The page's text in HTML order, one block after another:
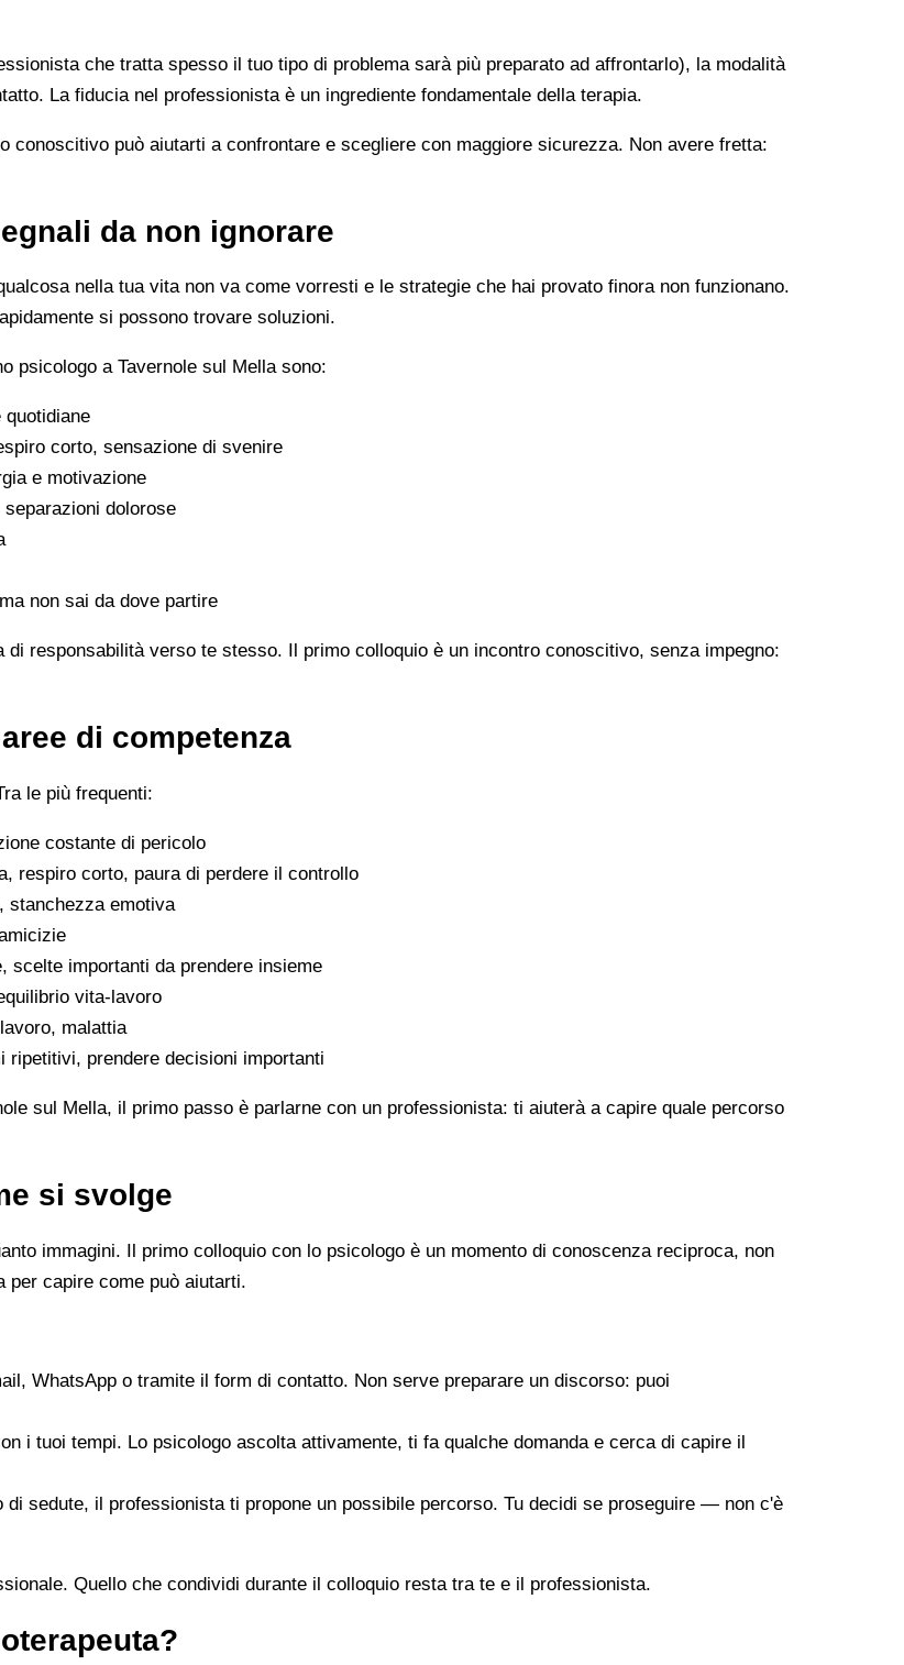
che tratta spesso il tuo tipo di problema sarà più preparato ad affrontarlo), la modalità
La fiducia nel professionista è un ingrediente fondamentale della terapia.
può aiutarti a confrontare e scegliere con maggiore sicurezza. Non avere fretta:
da non ignorare
nella tua vita non va come vorresti e le strategie che hai provato finora non funzionano.
si possono trovare soluzioni.
psicologo a Tavernole sul Mella sono:
corto, sensazione di svenire
e motivazione
dolorose
non sai da dove partire
responsabilità verso te stesso. Il primo colloquio è un incontro conoscitivo, senza impegno:
di competenza
le più frequenti:
costante di pericolo
respiro corto, paura di perdere il controllo
stanchezza emotiva
scelte importanti da prendere insieme
vita-lavoro
malattia
ripetitivi, prendere decisioni importanti
sul Mella, il primo passo è parlarne con un professionista: ti aiuterà a capire quale percorso
si svolge
immagini. Il primo colloquio con lo psicologo è un momento di conoscenza reciproca, non
per capire come può aiutarti.
WhatsApp o tramite il form di contatto. Non serve preparare un discorso: puoi
i tuoi tempi. Lo psicologo ascolta attivamente, ti fa qualche domanda e cerca di capire il
di sedute, il professionista ti propone un possibile percorso. Tu decidi se proseguire — non c'è
Quello che condividi durante il colloquio resta tra te e il professionista.